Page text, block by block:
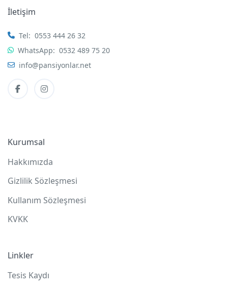
İletişim
Tel: 0553 444 26 32
WhatsApp: 0532 489 75 20
info@pansiyonlar.net
Kurumsal
Hakkımızda
Gizlilik Sözleşmesi
Kullanım Sözleşmesi
KVKK
Linkler
Tesis Kaydı